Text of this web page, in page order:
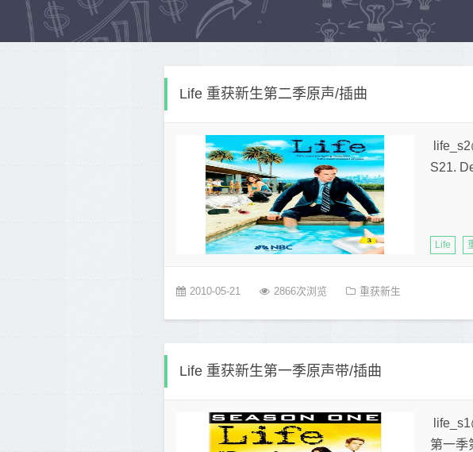
Life 重获新生第二季原声/插曲
S21.
Life
2010-05-21 2866次浏览 重获新生
Life 重获新生第一季原声带/插曲
第一